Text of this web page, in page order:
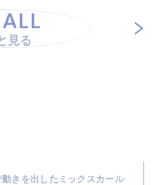
ALL
見る
きを出したミックスカール